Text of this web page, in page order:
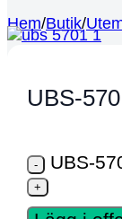
Hem/Butik/
UBS-
UBS-